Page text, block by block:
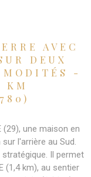
AVEC
DEUX
-
KM
(29), une maison en
l'arrière au Sud.
Il permet
(1,4 km), au sentier